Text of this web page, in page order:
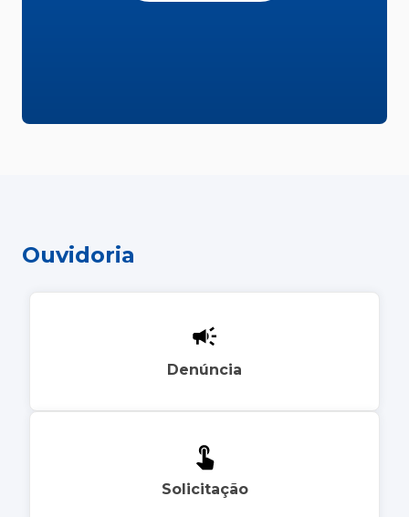
Ouvidoria
Denúncia
Solicitação